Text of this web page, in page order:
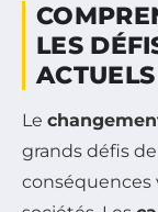
LES
ACTUELS
Le
grands défis
conséquences